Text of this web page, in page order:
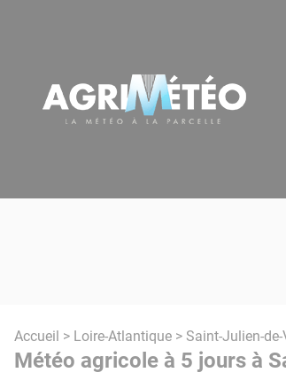
Accueil > Loire-Atlantique > Saint-Julien-
Météo agricole à 5 jours à